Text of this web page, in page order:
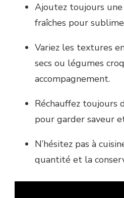
Ajoutez toujours une
fraîches pour
Variez les textures
secs ou légumes
accompagnement.
Réchauffez toujours
pour garder saveur
N’hésitez pas à
quantité et la